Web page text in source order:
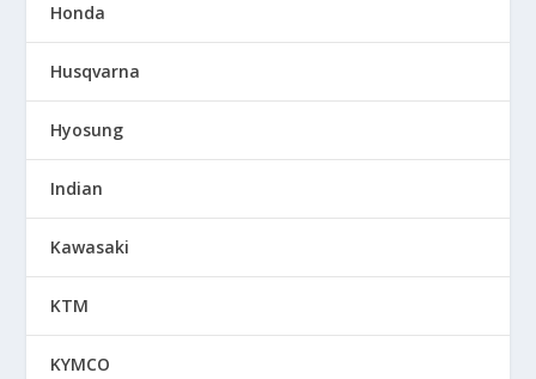
Honda
Husqvarna
Hyosung
Indian
Kawasaki
KTM
KYMCO